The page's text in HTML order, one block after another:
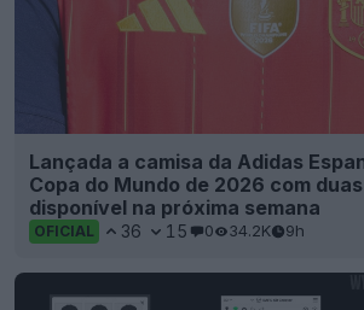
Lançada a camisa da Adidas
Copa do Mundo de 2026 com
disponível na próxima semana
OFICIAL 36 15 0 34.2K 9h